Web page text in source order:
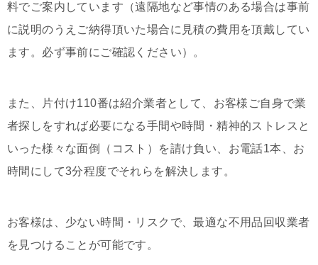
料でご案内しています（遠隔地など事情のある場合は事前
に説明のうえご納得頂いた場合に見積の費用を頂戴してい
ます。必ず事前にご確認ください）。
また、片付け110番は紹介業者として、お客様ご自身で業
者探しをすれば必要になる手間や時間・精神的ストレスと
いった様々な面倒（コスト）を請け負い、お電話1本、お
時間にして3分程度でそれらを解決します。
お客様は、少ない時間・リスクで、最適な不用品回収業者
を見つけることが可能です。